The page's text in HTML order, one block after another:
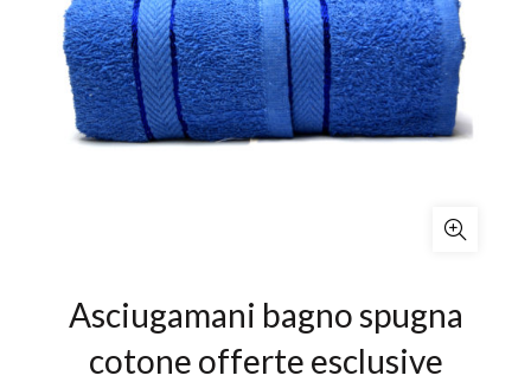
Asciugamani bagno spugna
cotone offerte esclusive